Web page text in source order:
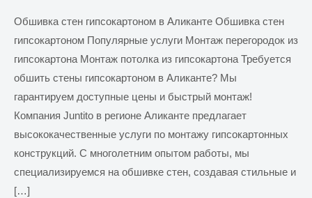
Обшивка стен гипсокартоном в Аликанте Обшивка стен
гипсокартоном Популярные услуги Монтаж перегородок из
гипсокартона Монтаж потолка из гипсокартона Требуется
обшить стены гипсокартоном в Аликанте? Мы
гарантируем доступные цены и быстрый монтаж!
Компания Juntito в регионе Аликанте предлагает
высококачественные услуги по монтажу гипсокартонных
конструкций. С многолетним опытом работы, мы
специализируемся на обшивке стен, создавая стильные и
[…]